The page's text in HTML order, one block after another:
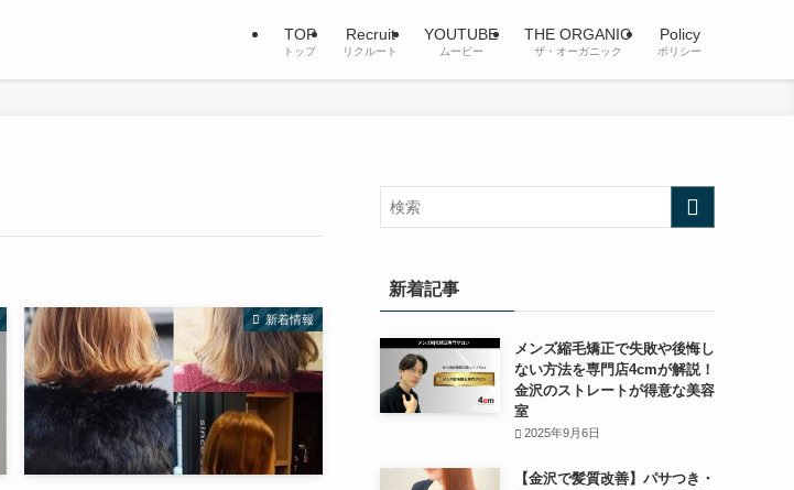
TOP
トップ
Recruit
リクルート
YOUTUBE
ムービー
THE ORGANIC
ザ・オーガニック
Policy
ポリシー
新着情報
新着記事
メンズ縮毛矯正で失敗や後悔し
ない方法を専門店4cmが解説！
金沢のストレートが得意な美容
室
2025年9月6日
【金沢で髪質改善】パサつき・